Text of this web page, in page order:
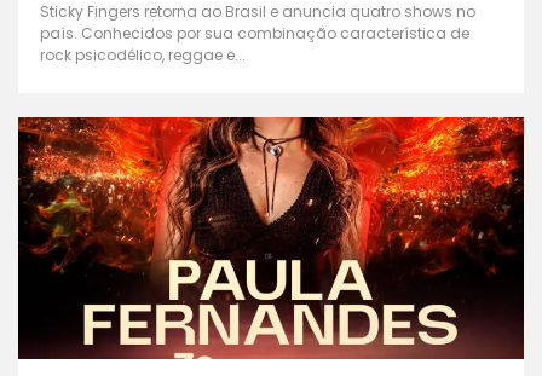
Sticky Fingers retorna ao Brasil e anuncia quatro shows no
país. Conhecidos por sua combinação característica de
rock psicodélico, reggae e...